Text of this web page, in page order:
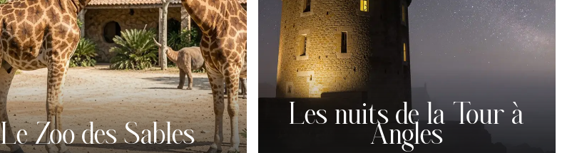
Le Zoo des Sables
Les nuits de la Tour à
Angles